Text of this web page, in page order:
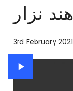
نزار
3rd February 2021